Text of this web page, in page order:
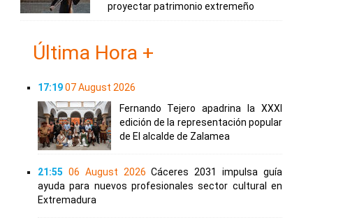
proyectar patrimonio extremeño
Última Hora +
17:1907 August 2026
Fernando Tejero apadrina la XXXI
edición de la representación popular
de El alcalde de Zalamea
21:55 06 August 2026 Cáceres 2031 impulsa guía
ayuda para nuevos profesionales sector cultural en
Extremadura